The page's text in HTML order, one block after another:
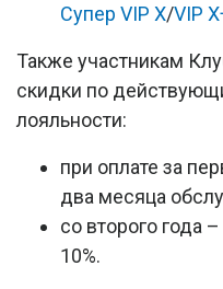
Супер VIP X/VIP
Также участникам
скидки по
лояльности:
при оплате за
два месяца
со второго года
10%.